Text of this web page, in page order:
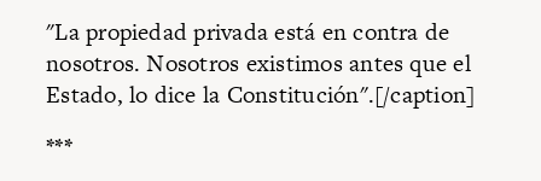
"La propiedad privada está en contra de
nosotros. Nosotros existimos antes que el
Estado, lo dice la Constitución".[/caption]
***